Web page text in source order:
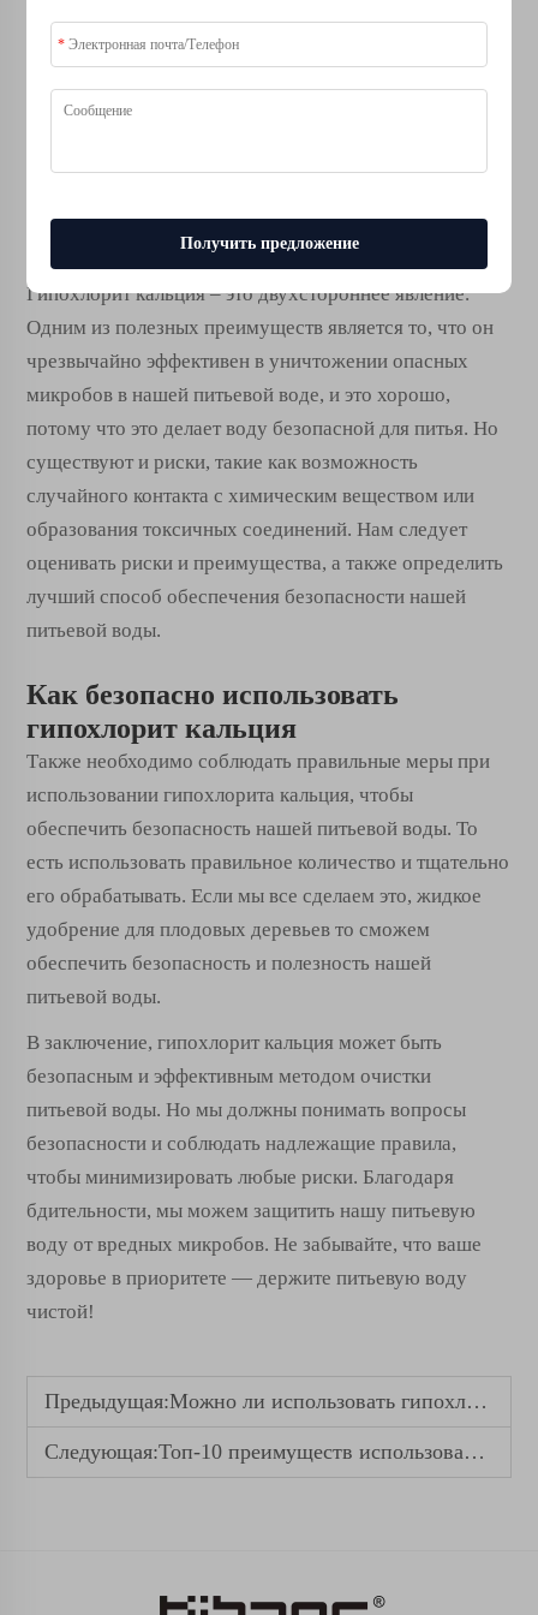
работают эти варианты, их стоимость и безопасность.
И даже если гипохлорит кальция отлично справляется
с уничтожением вредных микробов, мы должны
Преимущества и недостатки
гипохлорита кальция
Гипохлорит кальция – это двухстороннее явление.
Одним из полезных преимуществ является то, что он
чрезвычайно эффективен в уничтожении опасных
микробов в нашей питьевой воде, и это хорошо,
потому что это делает воду безопасной для питья. Но
существуют и риски, такие как возможность
случайного контакта с химическим веществом или
образования токсичных соединений. Нам следует
оценивать риски и преимущества, а также определить
лучший способ обеспечения безопасности нашей
питьевой воды.
Как безопасно использовать
гипохлорит кальция
Также необходимо соблюдать правильные меры при
использовании гипохлорита кальция, чтобы
обеспечить безопасность нашей питьевой воды. То
есть использовать правильное количество и тщательно
его обрабатывать. Если мы все сделаем это, жидкое
удобрение для плодовых деревьев то сможем
обеспечить безопасность и полезность нашей
питьевой воды.
В заключение, гипохлорит кальция может быть
безопасным и эффективным методом очистки
питьевой воды. Но мы должны понимать вопросы
безопасности и соблюдать надлежащие правила,
чтобы минимизировать любые риски. Благодаря
бдительности, мы можем защитить нашу питьевую
воду от вредных микробов. Не забывайте, что ваше
здоровье в приоритете — держите питьевую воду
чистой!
Предыдущая:Можно ли использовать гипохлорит кальция в сельском хозяйстве?
Следующая:Топ-10 преимуществ использования водорастворимых удобрений в современном земледелии
Получить предложение